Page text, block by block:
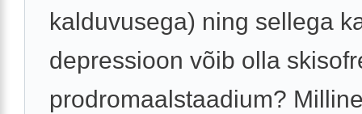
kalduvusega) ning sellega
depressioon võib olla
prodromaalstaadium?